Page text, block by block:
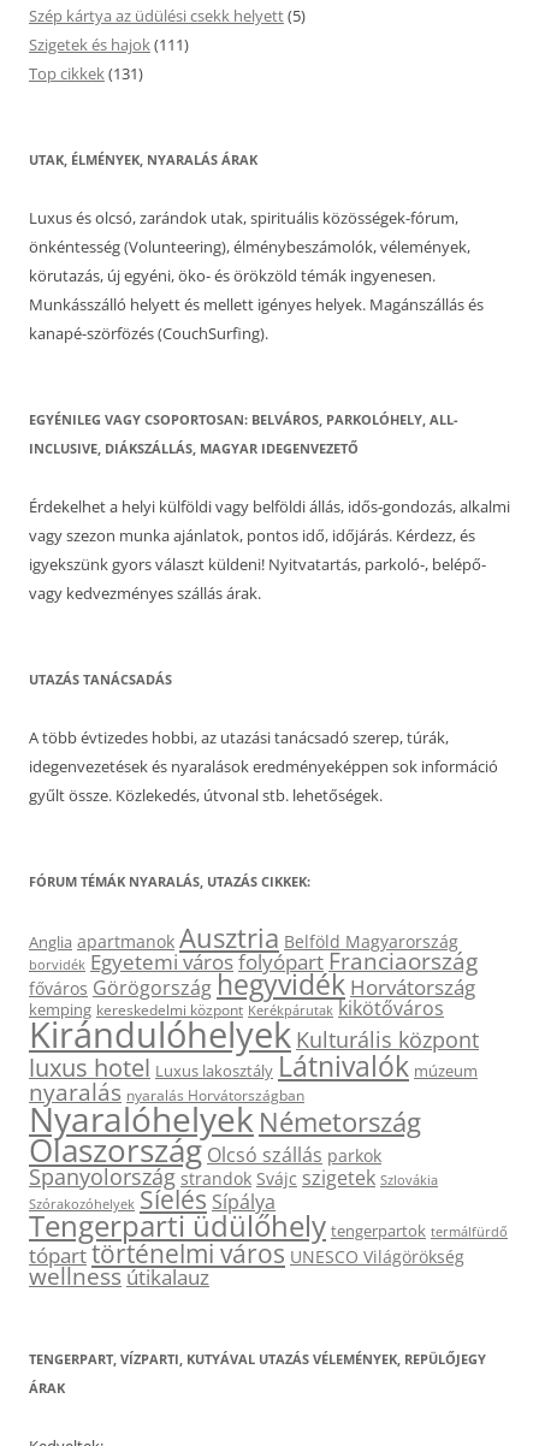
Szép kártya az üdülési csekk helyett(5)
Szigetek és hajok(111)
Top cikkek(131)
UTAK, ÉLMÉNYEK, NYARALÁS ÁRAK
Luxus és olcsó, zarándok utak, spirituális közösségek-fórum,
önkéntesség (Volunteering), élménybeszámolók, vélemények,
körutazás, új egyéni, öko- és örökzöld témák ingyenesen.
Munkásszálló helyett és mellett igényes helyek. Magánszállás és
kanapé-szörfözés (CouchSurfing).
EGYÉNILEG VAGY CSOPORTOSAN: BELVÁROS, PARKOLÓHELY, ALL-
INCLUSIVE, DIÁKSZÁLLÁS, MAGYAR IDEGENVEZETŐ
Érdekelhet a helyi külföldi vagy belföldi állás, idős-gondozás, alkalmi
vagy szezon munka ajánlatok, pontos idő, időjárás. Kérdezz, és
igyekszünk gyors választ küldeni! Nyitvatartás, parkoló-, belépő-
vagy kedvezményes szállás árak.
UTAZÁS TANÁCSADÁS
A több évtizedes hobbi, az utazási tanácsadó szerep, túrák,
idegenvezetések és nyaralások eredményeképpen sok információ
gyűlt össze. Közlekedés, útvonal stb. lehetőségek.
FÓRUM TÉMÁK NYARALÁS, UTAZÁS CIKKEK:
Anglia apartmanok Ausztria Belföld Magyarország
borvidék Egyetemi városfolyópartFranciaország
főváros Görögországhegyvidék Horvátország
kemping kereskedelmi központ Kerékpárutak kikötőváros
Kirándulóhelyek Kulturális központ
luxus hotel Luxus lakosztály Látnivalók múzeum
nyaralás nyaralás Horvátországban
Nyaralóhelyek Németország
Olaszország Olcsó szállás parkok
Spanyolország strandok Svájc szigetek Szlovákia
Szórakozóhelyek Síelés Sípálya
Tengerparti üdülőhely tengerpartok termálfürdő
tóparttörténelmi város UNESCO Világörökség
wellnessútikalauz
TENGERPART, VÍZPARTI, KUTYÁVAL UTAZÁS VÉLEMÉNYEK, REPÜLŐJEGY
ÁRAK